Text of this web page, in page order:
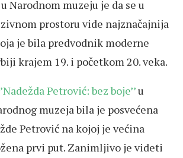
Narodnom muzeju je da se u
prostoru vide najznačajnija
je bila predvodnik moderne
krajem 19. i početkom 20. veka.
Petrović: bez boje’’u
muzeja bila je posvećena
Petrović na kojoj je većina
prvi put. Zanimljivo je videti